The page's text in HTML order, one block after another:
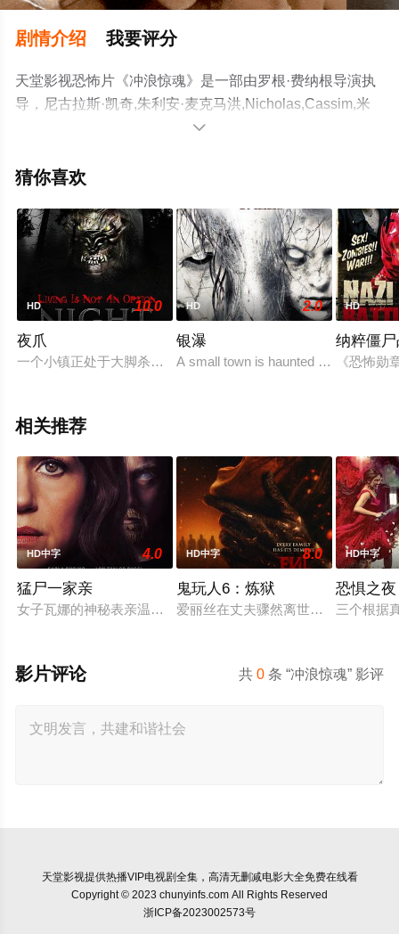
剧情介绍 我要评分
天堂影视恐怖片《冲浪惊魂》是一部由罗根·费纳根导演执
导，尼古拉斯·凯奇,朱利安·麦克马洪,Nicholas,Cassim,米
兰达·塔普塞尔,Alexander,Bertrand,贾斯汀·罗斯尼亚克,拉
免费观看高清未删减完整版电影大全就上天堂电影网，更
解。

猜你喜欢
HD 10.0
夜爪
一个小镇正处于大脚杀手的恐怖笼罩之下，那是一个嗜血、凶
HD 2.0
银瀑
A small town is haunted by the twin
HD
纳粹僵
《恐怖
相关推荐
HD中字 4.0
猛尸一家亲
女子瓦娜的神秘表亲温思罗普突然仓皇登门，身后还跟着一个
HD中字 8.0
鬼玩人6：炼狱
爱丽丝在丈夫骤然离世后深陷悲痛，
HD中字
恐惧之
三个根据
共0 条 “冲浪惊魂” 影评
影片评论
天堂影视提供热播VIP电视剧全集，高清无删减电影大全免费在线看
Copyright © 2023 chunyinfs.com All Rights Reserved
浙ICP备2023002573号